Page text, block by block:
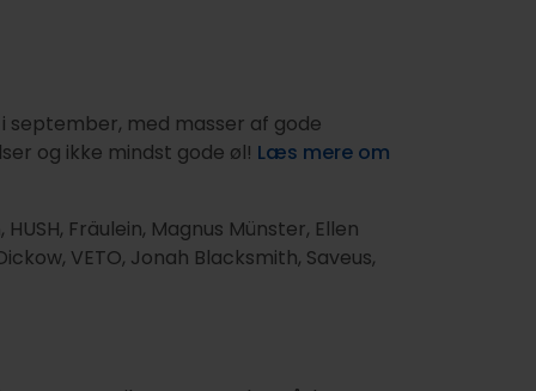
september, med masser af gode
og ikke mindst gode øl! Læs mere om
Fräulein, Magnus Münster, Ellen
VETO, Jonah Blacksmith, Saveus,